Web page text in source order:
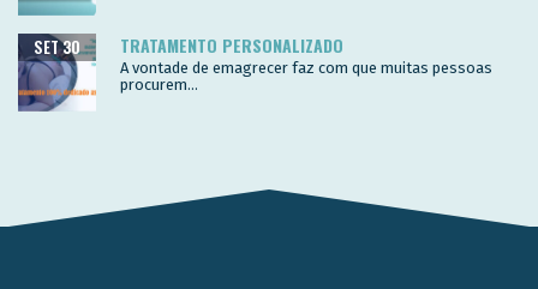
TRATAMENTO PERSONALIZADO
SET 30
A vontade de emagrecer faz com que muitas pessoas
procurem...